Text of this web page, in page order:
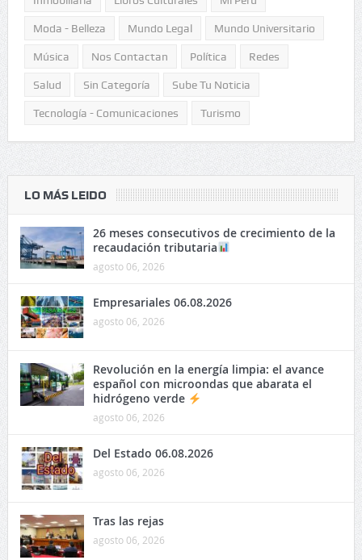
Moda - Belleza Mundo Legal Mundo Universitario
Música Nos Contactan Política Redes
Salud Sin Categoría Sube Tu Noticia
Tecnología - Comunicaciones Turismo
LO MÁS LEIDO
26 meses consecutivos de crecimiento de la
recaudación tributaria
agosto 06, 2026
Empresariales 06.08.2026
agosto 06, 2026
Revolución en la energía limpia: el avance
español con microondas que abarata el
hidrógeno verde
agosto 06, 2026
Del Estado 06.08.2026
agosto 06, 2026
Tras las rejas
agosto 06, 2026